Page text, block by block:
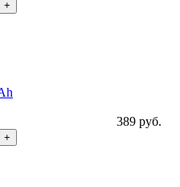
+
389 руб.
+